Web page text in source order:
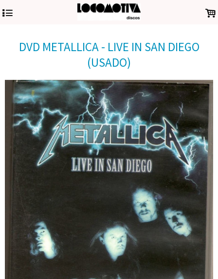
4 .
DVD METALLICA - LIVE IN SAN DIEGO
(USADO)